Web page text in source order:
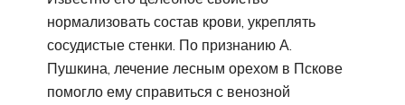
нормализовать состав крови, укреплять
сосудистые стенки. По признанию А.
Пушкина, лечение лесным орехом в Пскове
помогло ему справиться с венозной